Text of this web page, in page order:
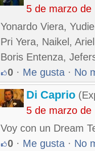
5 de marzo de
Yonardo Viera,
Pri Yera, Naikel,
Boris Entenza,
0 · Me gusta · No
Di Caprio
5 de marzo de
Voy con un Dream
0 · Me gusta · No